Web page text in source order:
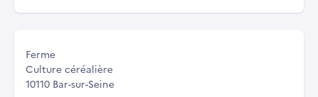
Ferme
Culture céréalière
10110 Bar-sur-Seine